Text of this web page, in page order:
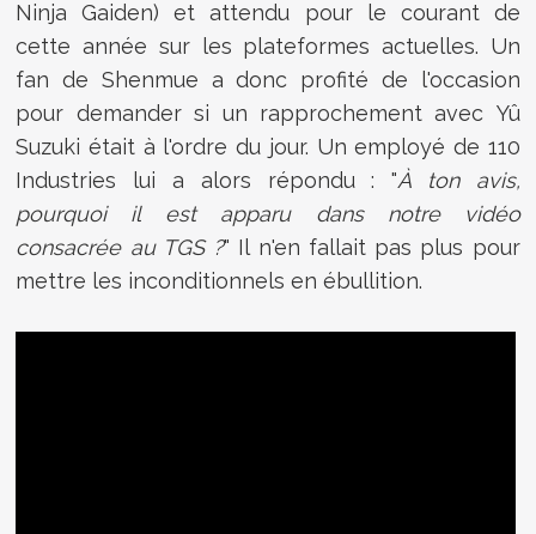
Ninja Gaiden) et attendu pour le courant de
cette année sur les plateformes actuelles. Un
fan de Shenmue a donc profité de l'occasion
pour demander si un rapprochement avec Yû
Suzuki était à l'ordre du jour. Un employé de 110
Industries lui a alors répondu : "À ton avis,
pourquoi il est apparu dans notre vidéo
consacrée au TGS ?" Il n'en fallait pas plus pour
mettre les inconditionnels en ébullition.